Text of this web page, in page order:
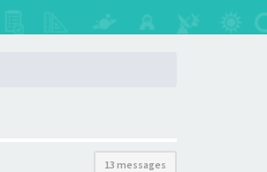
13 messages